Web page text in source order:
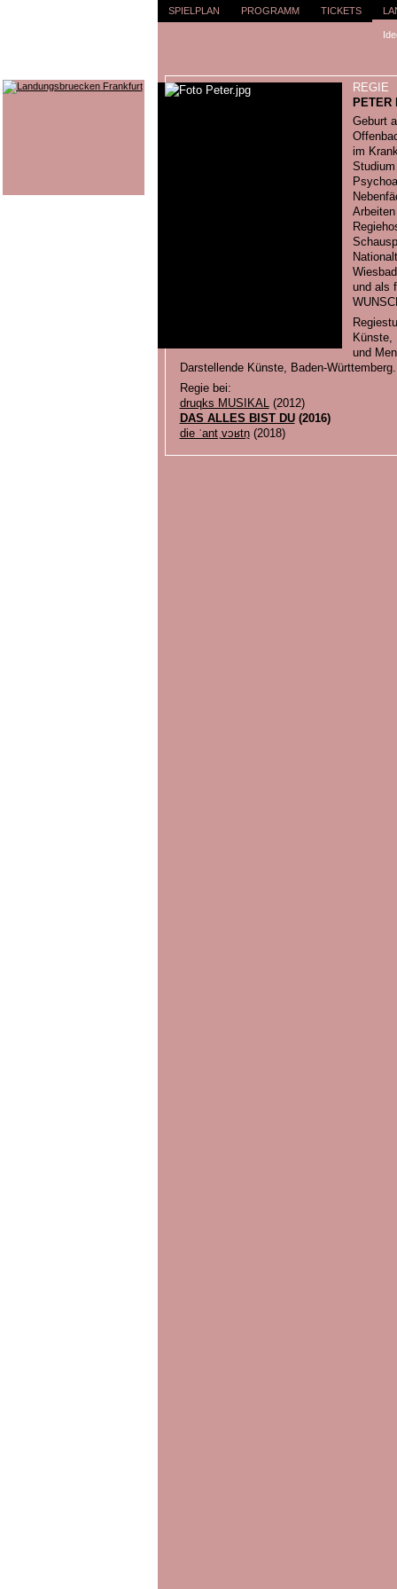
SPIELPLAN PROGRAMM TICKETS
REGIE
PETER
Geburt
im
und als
Künste,
und
Darstellende Künste, Baden-Württemberg.
Regie bei:
druqks MUSIKAL(2012)
DAS ALLES BIST DU(2016)
die ˈantˌvɔʁtn̩(2018)